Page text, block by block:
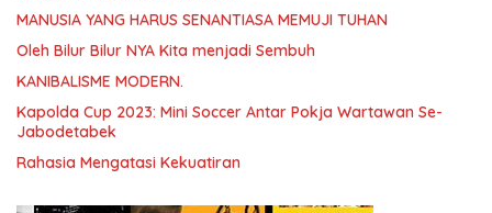
MANUSIA YANG HARUS SENANTIASA MEMUJI TUHAN
Oleh Bilur Bilur NYA Kita menjadi Sembuh
KANIBALISME MODERN.
Kapolda Cup 2023: Mini Soccer Antar Pokja Wartawan Se-
Jabodetabek
Rahasia Mengatasi Kekuatiran